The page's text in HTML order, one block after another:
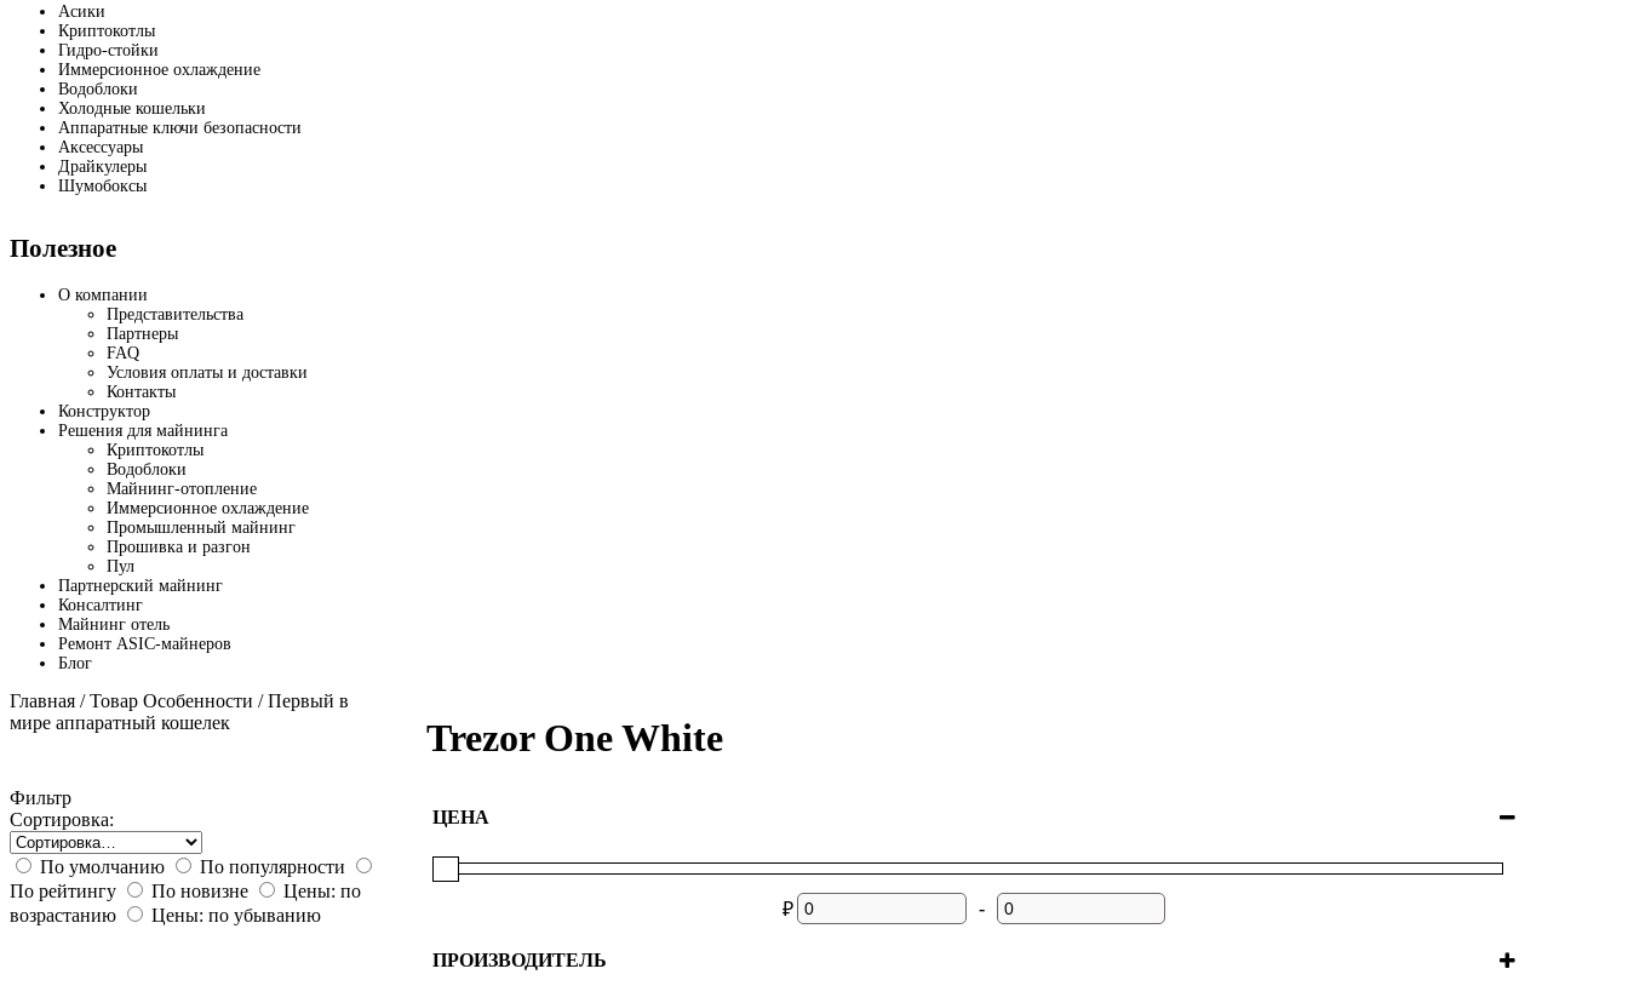
Асики
Криптокотлы
Гидро-стойки
Иммерсионное охлаждение
Водоблоки
Холодные кошельки
Аппаратные ключи безопасности
Аксессуары
Драйкулеры
Шумобоксы
Полезное
О компании
Представительства
Партнеры
FAQ
Условия оплаты и доставки
Контакты
Конструктор
Решения для майнинга
Криптокотлы
Водоблоки
Майнинг-отопление
Иммерсионное охлаждение
Промышленный майнинг
Прошивка и разгон
Пул
Партнерский майнинг
Консалтинг
Майнинг отель
Ремонт ASIC-майнеров
Блог
Главная / Товар Особенности / Первый в
мире аппаратный кошелек
Trezor One White
Фильтр
Сортировка:
По умолчанию
По популярности
По рейтингу
По новизне
Цены: по
возрастанию
Цены: по убыванию
ЦЕНА
₽ -
ПРОИЗВОДИТЕЛЬ